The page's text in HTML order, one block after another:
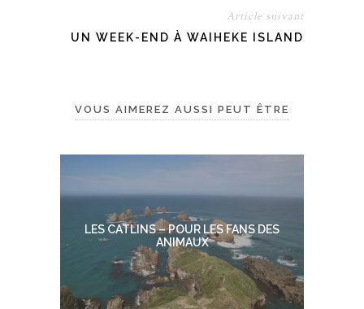
Article suivant
UN WEEK-END À WAIHEKE ISLAND
VOUS AIMEREZ AUSSI PEUT ÊTRE
LES CATLINS – POUR LES FANS DES
ANIMAUX